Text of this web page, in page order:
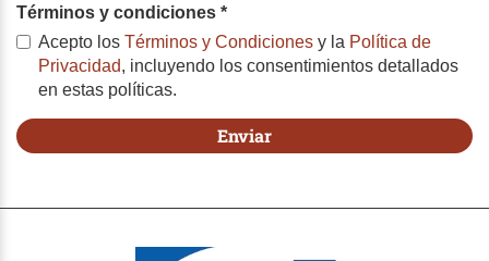
Términos y condiciones *
Acepto los Términos y Condiciones y la Política de
Privacidad, incluyendo los consentimientos detallados
en estas políticas.
Enviar